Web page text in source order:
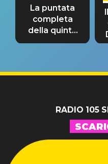
La puntata
completa
della quinta
tappa
RADIO 105